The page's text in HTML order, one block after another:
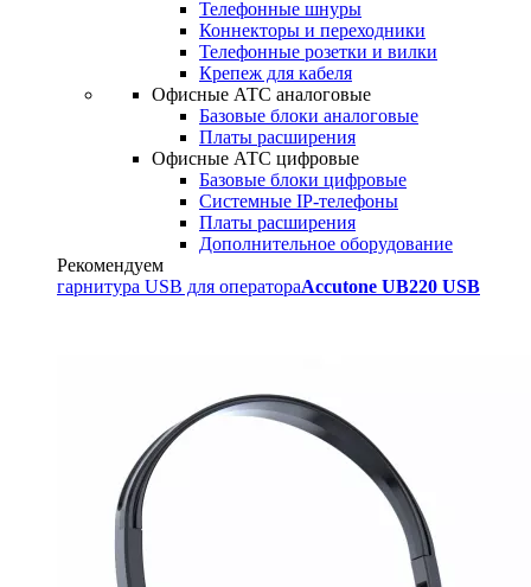
Телефонные шнуры
Коннекторы и переходники
Телефонные розетки и вилки
Крепеж для кабеля
Офисные АТС аналоговые
Базовые блоки аналоговые
Платы расширения
Офисные АТС цифровые
Базовые блоки цифровые
Системные IP-телефоны
Платы расширения
Дополнительное оборудование
Рекомендуем
гарнитура USB для оператораAccutone UB220 USB